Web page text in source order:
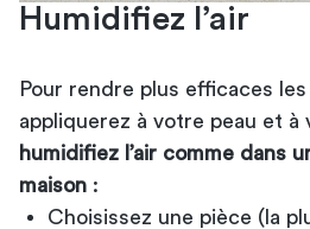
Humidifiez l’air
Pour rendre plus efficaces
appliquerez à votre peau et à
humidifiez l’air comme dans
maison :
Choisissez une pièce (la